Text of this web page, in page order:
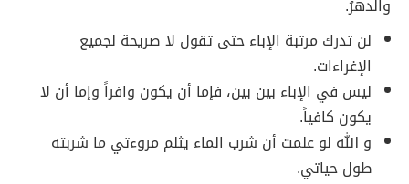
والدهرُ.
لن تدرك مرتبة الإباء حتى تقول لا صريحة لجميع
الإغراءات.
ليس في الإباء بين بين، فإما أن يكون وافراً وإما أن لا
يكون كافياً.
و الله لو علمت أن شرب الماء يثلم مروءتي ما شربته
طول حياتي.